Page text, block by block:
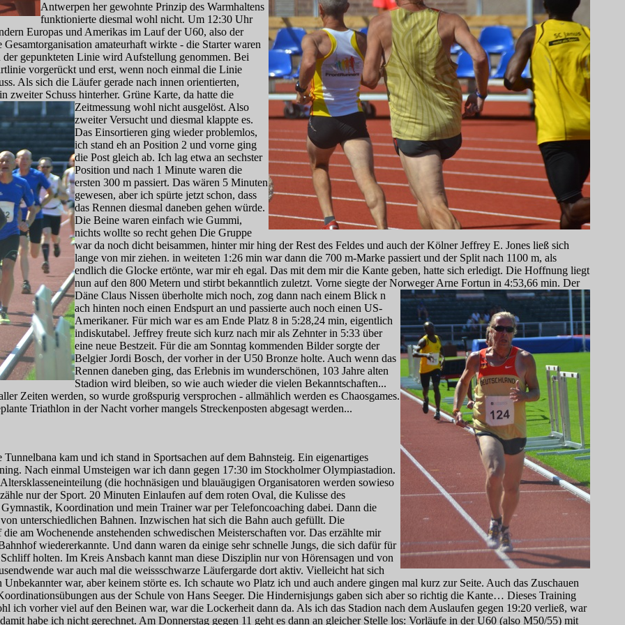
Antwerpen her gewohnte Prinzip des Warmhaltens
funktionierte diesmal wohl nicht. Um 12:30 Uhr
Europas und Amerikas im Lauf der U60, also der
amateurhaft wirkte - die Starter waren
gepunkteten Linie wird Aufstellung genommen. Bei
vorgerückt und erst, wenn noch einmal die Linie
Als sich die Läufer gerade nach innen orientierten,
zweiter Schuss hinterher. Grüne Karte, da hatte die
Zeitmessung wohl nicht ausgelöst. Also
zweiter Versucht und diesmal klappte es.
Das Einsortieren ging wieder problemlos,
ich stand eh an Position 2 und vorne ging
die Post gleich ab. Ich lag etwa an sechster
Position und nach 1 Minute waren die
ersten 300 m passiert. Das wären 5 Minuten
gewesen, aber ich spürte jetzt schon, dass
das Rennen diesmal daneben gehen würde.
Die Beine waren einfach wie Gummi,
nichts wollte so recht gehen Die Gruppe
war da noch dicht beisammen, hinter mir hing der Rest des Feldes und auch der Kölner Jeffrey E. Jones ließ sich
lange von mir ziehen. in weiteten 1:26 min war dann die 700 m-Marke passiert und der Split nach 1100 m, als
endlich die Glocke ertönte, war mir eh egal. Das mit dem mir die Kante geben, hatte sich erledigt. Die Hoffnung liegt
nun auf den 800 Metern und stirbt bekanntlich zuletzt. Vorne siegte der Norweger Arne Fortun in 4:53,66 min. Der
Däne Claus Nissen überholte mich noch, zog dann nach einem Blick n
ach hinten noch einen Endspurt an und passierte auch noch einen US-
Amerikaner. Für mich war es am Ende Platz 8 in 5:28,24 min, eigentlich
indiskutabel. Jeffrey freute sich kurz nach mir als Zehnter in 5:33 über
eine neue Bestzeit. Für die am Sonntag kommenden Bilder sorgte der
Belgier Jordi Bosch, der vorher in der U50 Bronze holte. Auch wenn das
Rennen daneben ging, das Erlebnis im wunderschönen, 103 Jahre alten
Stadion wird bleiben, so wie auch wieder die vielen Bekanntschaften...
Zeiten werden, so wurde großspurig versprochen - allmählich werden es Chaosgames.
Triathlon in der Nacht vorher mangels Streckenposten abgesagt werden...
kam und ich stand in Sportsachen auf dem Bahnsteig. Ein eigenartiges
Nach einmal Umsteigen war ich dann gegen 17:30 im Stockholmer Olympiastadion.
(die hochnäsigen und blauäugigen Organisatoren werden sowieso
nur der Sport. 20 Minuten Einlaufen auf dem roten Oval, die Kulisse des
Koordination und mein Trainer war per Telefoncoaching dabei. Dann die
unterschiedlichen Bahnen. Inzwischen hat sich die Bahn auch gefüllt. Die
am Wochenende anstehenden schwedischen Meisterschaften vor. Das erzählte mir
wiedererkannte. Und dann waren da einige sehr schnelle Jungs, die sich dafür für
holten. Im Kreis Ansbach kannt man diese Disziplin nur von Hörensagen und von
war auch mal die weissschwarze Läufergarde dort aktiv. Vielleicht hat sich
war, aber keinem störte es. Ich schaute wo Platz ich und auch andere gingen mal kurz zur Seite. Auch das Zuschauen
aus der Schule von Hans Seeger. Die Hindernisjungs gaben sich aber so richtig die Kante… Dieses Training
ich vorher viel auf den Beinen war, war die Lockerheit dann da. Als ich das Stadion nach dem Auslaufen gegen 19:20 verließ, war
habe ich nicht gerechnet. Am Donnerstag gegen 11 geht es dann an gleicher Stelle los: Vorläufe in der U60 (also M50/55) mit